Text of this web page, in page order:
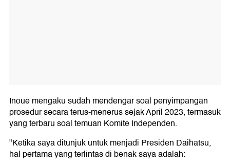
Inoue mengaku sudah mendengar soal penyimpangan
prosedur secara terus-menerus sejak April 2023, termasuk
yang terbaru soal temuan Komite Independen.
"Ketika saya ditunjuk untuk menjadi Presiden Daihatsu,
hal pertama yang terlintas di benak saya adalah: